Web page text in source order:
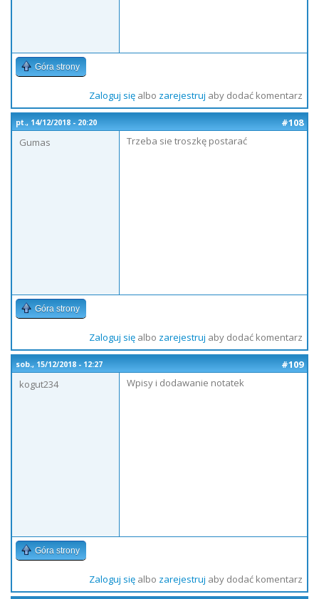
Góra strony
Zaloguj sięalbo zarejestruj aby dodać komentarz
pt., 14/12/2018 - 20:20
#108
Gumas
Trzeba sie troszkę postarać
Góra strony
Zaloguj sięalbo zarejestruj aby dodać komentarz
sob., 15/12/2018 - 12:27
#109
kogut234
Wpisy i dodawanie notatek
Góra strony
Zaloguj sięalbo zarejestruj aby dodać komentarz